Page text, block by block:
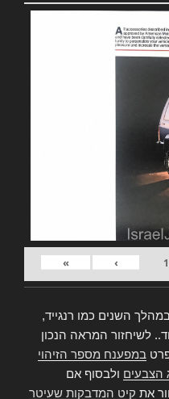
›
»
במהלך השנים כמו רנגייד,
לשיחזור המראה הנכון
במפענח מספר הזיהוי
הצבעים ולבסוף אם
את קיט המדבקות שעיטר